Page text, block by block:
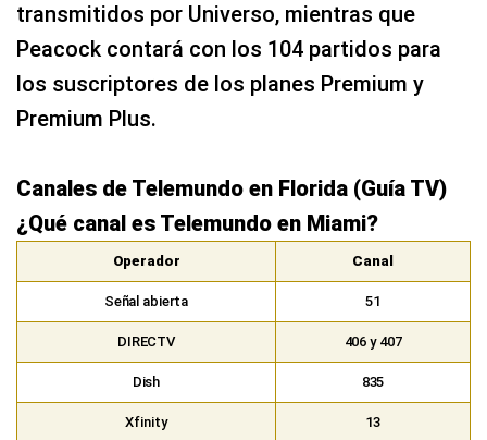
transmitidos por Universo, mientras que
Peacock contará con los 104 partidos para
los suscriptores de los planes Premium y
Premium Plus.
Canales de Telemundo en Florida (Guía TV)
¿Qué canal es Telemundo en Miami?
Operador Canal
Señal abierta 51
DIRECTV 406 y 407
Dish 835
Xfinity 13